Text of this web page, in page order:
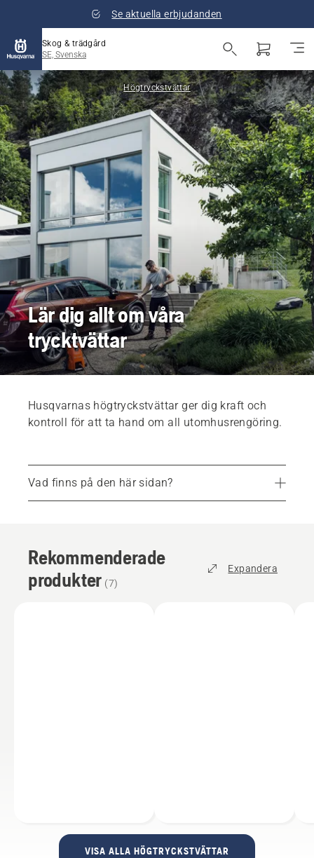
Se aktuella erbjudanden
Skog & trädgård
SE, Svenska
Högtryckstvättar
Lär dig allt om våra
trycktvättar
Husqvarnas högtryckstvättar ger dig kraft och
kontroll för att ta hand om all utomhusrengöring.
Vad finns på den här sidan?
Rekommenderade produkter
Reservdelar och tillbehör
Rekommenderade
produkter (7)
Expandera
VISA ALLA HÖGTRYCKSTVÄTTAR